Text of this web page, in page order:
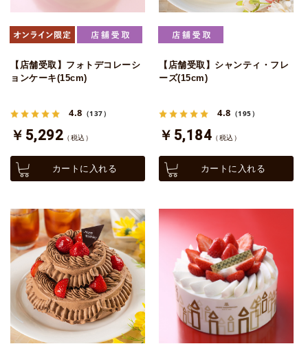
【店舗受取】フォトデコレーシ
ョンケーキ(15cm)
4.8 （137）
￥5,292 （税込）
カートに入れる
【店舗受取】シャンティ・フレ
ーズ(15cm)
4.8 （195）
￥5,184 （税込）
カートに入れる